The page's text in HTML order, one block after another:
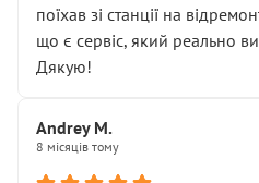
Окремий момент, який
мені заявили, що бачок
міняти разом із головним
Для людини, яка хоча б трохи
це звучить як мінімум
спроба продати дорогий
поїхав зі станції на
що є сервіс, який реально
Дякую!
Andrey M.
8 місяців тому